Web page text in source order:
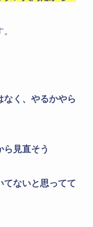
なく、やるかやら
ら見直そう
てないと思ってて